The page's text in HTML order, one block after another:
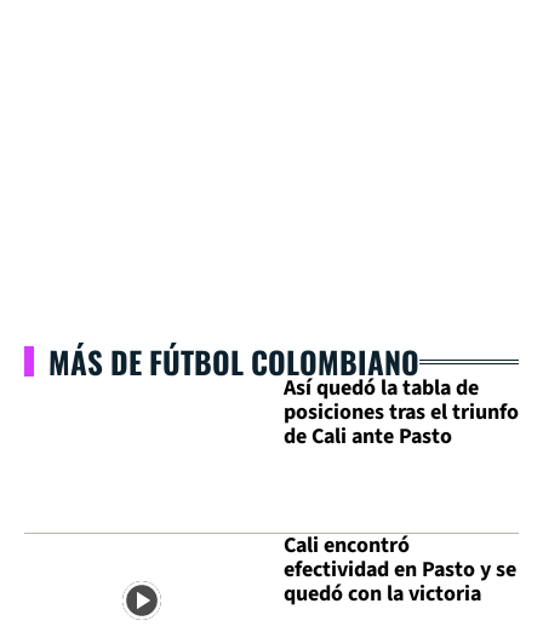
MÁS DE FÚTBOL COLOMBIANO
Así quedó la tabla de
posiciones tras el triunfo
de Cali ante Pasto
Cali encontró
efectividad en Pasto y se
quedó con la victoria